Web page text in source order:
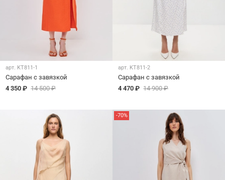
арт. KT811-1
Сарафан с завязкой
4 350 ₽ 14 500 ₽
арт. KT811-2
Сарафан с завязкой
4 470 ₽ 14 900 ₽
-70%